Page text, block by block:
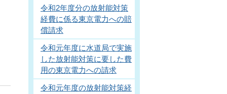
令和2年度分の放射能対策
経費に係る東京電力への賠
償請求
令和元年度に水道局で実施
した放射能対策に要した費
用の東京電力への請求
令和元年度の放射能対策経